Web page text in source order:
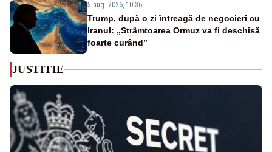
5 aug. 2026, 10:36
Trump, după o zi întreagă de negocieri cu
Iranul: „Strâmtoarea Ormuz va fi deschisă
foarte curând”
JUSTITIE